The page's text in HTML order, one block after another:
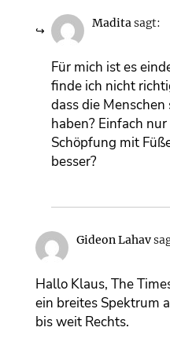
Maditasagt:
Für mich ist es
finde ich nicht
dass die
haben? Einfach
Schöpfung mit
besser?
Gideon Lahav
Hallo Klaus, The
ein breites Spektrum
bis weit Rechts.